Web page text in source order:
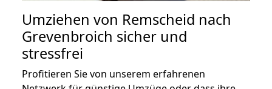
Umziehen von Remscheid nach
Grevenbroich sicher und
stressfrei
Profitieren Sie von unserem erfahrenen